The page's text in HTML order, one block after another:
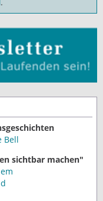
Bell
sichtbar machen"